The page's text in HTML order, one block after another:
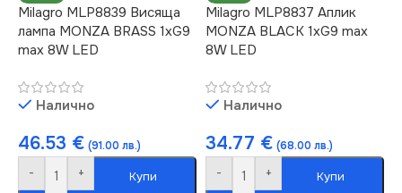
Milagro MLP8839 Висяща
лампа MONZA BRASS 1xG9
max 8W LED
Налично
46.53 € (91.00 лв.)
- + Купи
Milagro MLP8837 Аплик
MONZA BLACK 1xG9 max
8W LED
Налично
34.77 € (68.00 лв.)
- + Купи